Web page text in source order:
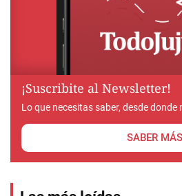
¡Suscribite al Newsletter!
Lo que necesitas saber, desde donde
SABER MÁS